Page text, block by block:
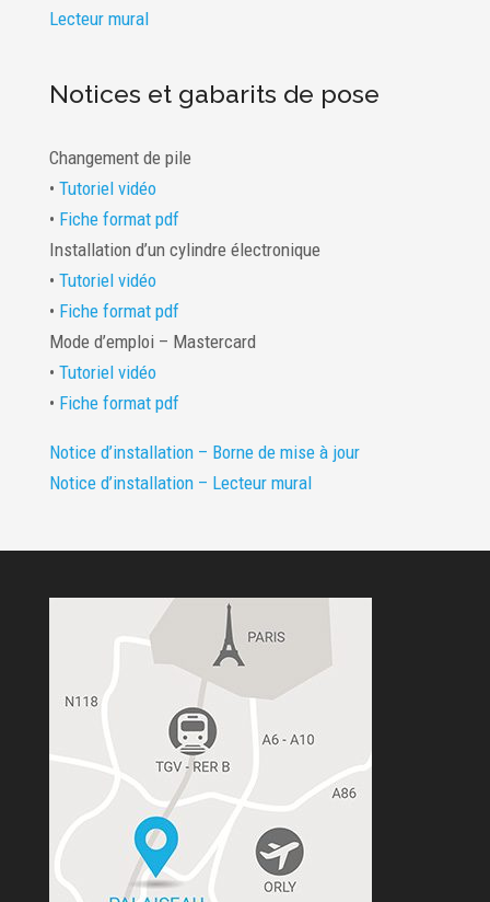
Lecteur mural
Notices et gabarits de pose
Changement de pile
• Tutoriel vidéo
• Fiche format pdf
Installation d’un cylindre électronique
• Tutoriel vidéo
• Fiche format pdf
Mode d’emploi – Mastercard
• Tutoriel vidéo
• Fiche format pdf
Notice d’installation – Borne de mise à jour
Notice d’installation – Lecteur mural